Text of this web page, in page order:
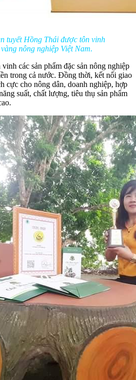
tuyết Hồng Thái được tôn vinh
nông nghiệp Việt Nam.
các sản phẩm đặc sản nông nghiệp
trong cả nước. Đồng thời, kết nối giao
cực cho nông dân, doanh nghiệp, hợp
suất, chất lượng, tiêu thụ sản phẩm